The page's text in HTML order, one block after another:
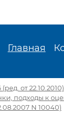
Главная
от
подходы к
N 10040)